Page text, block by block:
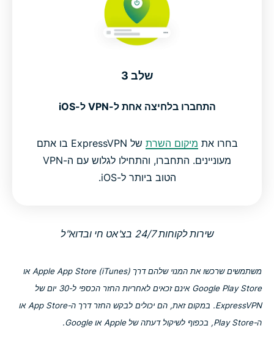
שלב 3
התחברו בלחיצה אחת ל-VPN ל-iOS
בחרו את מיקום השרת
של ExpressVPN בו אתם
מעוניינים. התחברו, והתחילו לגלוש עם ה-VPN
הטוב ביותר ל-iOS.
שירות לקוחות 24/7 בצ'אט חי ובדוא"ל
משתמשים שרכשו את המנוי שלהם דרך Apple App Store (iTunes) או
Google Play Store אינם זכאים לאחריות החזר הכספי ל-30 יום של
ExpressVPN. במקום זאת, הם יכולים לבקש החזר דרך ה-App Store או
ה-Play Store, בכפוף לשיקול דעתה של Apple או Google.